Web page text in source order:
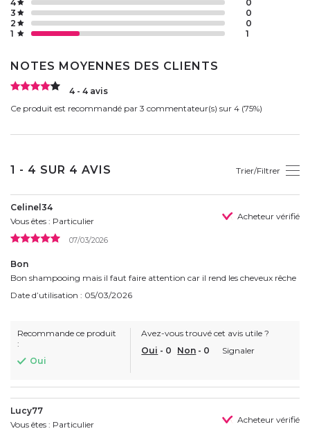
1 1
2 0
3 0
4 0
NOTES MOYENNES DES CLIENTS
4 - 4 avis
Ce produit est recommandé par 3 commentateur(s) sur 4 (75%)
1 - 4 SUR 4 AVIS Trier/Filtrer
Celinel34
Vous êtes : Particulier
Acheteur vérifié
07/03/2026
Bon
Bon shampooing mais il faut faire attention car il rend les cheveux rêche
Date d’utilisation : 05/03/2026
Recommande ce produit
:
Oui
Avez-vous trouvé cet avis utile ?
Oui - 0 Non - 0 Signaler
Lucy77
Vous êtes : Particulier
Acheteur vérifié